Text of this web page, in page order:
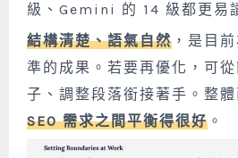
級、Gemini 的 14 級都更易
結構清楚、語氣自然 ，是目
準的成果。若要再優化，可
子、調整段落銜接著手。整體
SEO 需求之間平衡得很好 。